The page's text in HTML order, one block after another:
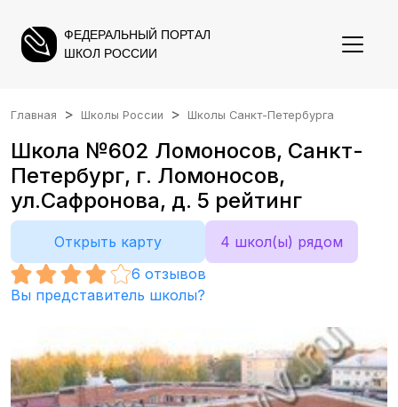
ФЕДЕРАЛЬНЫЙ ПОРТАЛ
ШКОЛ РОССИИ
Главная Школы России Школы Санкт-Петербурга
Школа №602 Ломоносов, Санкт-
Петербург, г. Ломоносов,
ул.Сафронова, д. 5 рейтинг
Открыть карту
4 школ(ы) рядом
6 отзывов
Вы представитель школы?